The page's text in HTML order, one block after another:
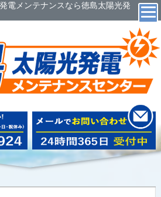
電メンテナンスなら徳島太陽光発